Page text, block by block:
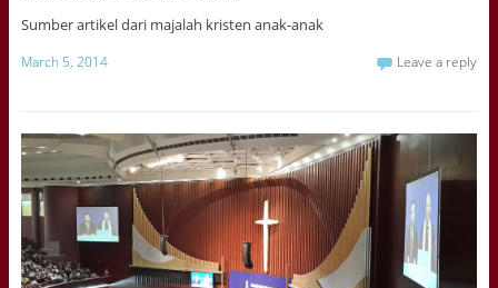
Sumber artikel dari majalah kristen anak-anak
March 5, 2014 Leave a reply